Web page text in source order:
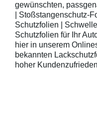
gewünschten,
| Stoßstangenschutz-
Schutzfolien |
Schutzfolien für Ihr
hier in unserem
bekannten
hoher